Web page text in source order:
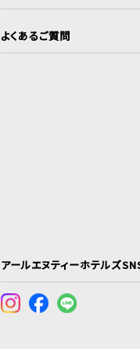
よくあるご質問
アールエヌティーホテルズ